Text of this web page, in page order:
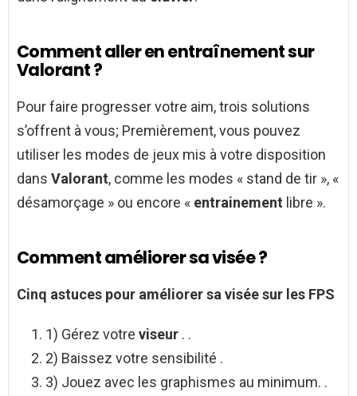
Comment aller en entraînement sur
Valorant ?
Pour faire progresser votre aim, trois solutions
s’offrent à vous; Premièrement, vous pouvez
utiliser les modes de jeux mis à votre disposition
dans Valorant, comme les modes « stand de tir », «
désamorçage » ou encore « entrainement libre ».
Comment améliorer sa visée ?
Cinq astuces pour améliorer sa viséesur les FPS
1) Gérez votre viseur . .
2) Baissez votre sensibilité .
3) Jouez avec les graphismes au minimum. .